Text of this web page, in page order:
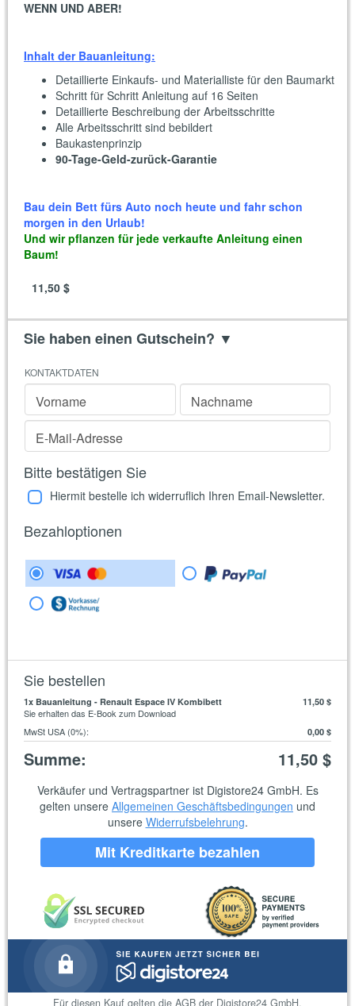
WENN UND ABER!
Inhalt der Bauanleitung:
Detaillierte Einkaufs- und Materialliste für den Baumarkt
Schritt für Schritt Anleitung auf 16 Seiten
Detaillierte Beschreibung der Arbeitsschritte
Alle Arbeitsschritt sind bebildert
Baukastenprinzip
90-Tage-Geld-zurück-Garantie
Bau dein Bett fürs Auto noch heute und fahr schon
morgen in den Urlaub!
Und wir pflanzen für jede verkaufte Anleitung einen
Baum!
11,50 $
Sie haben einen Gutschein? ▼
KONTAKTDATEN
Vorname
Nachname
E-Mail-Adresse
Bitte bestätigen Sie
Hiermit bestelle ich widerruflich Ihren Email-Newsletter.
Bezahloptionen
Sie bestellen
1x Bauanleitung - Renault Espace IV Kombibett
Sie erhalten das E-Book zum Download
11,50 $
MwSt USA (0%): 0,00 $
Summe: 11,50 $
Verkäufer und Vertragspartner ist Digistore24 GmbH. Es
gelten unsere Allgemeinen Geschäftsbedingungen und
unsere Widerrufsbelehrung.
Mit Kreditkarte bezahlen
Für diesen Kauf gelten die AGB der Digistore24 GmbH.